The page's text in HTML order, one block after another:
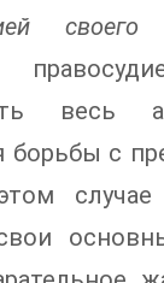
своего
весь
борьбы с